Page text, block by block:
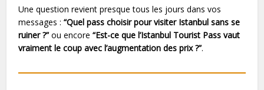
Une question revient presque tous les jours dans vos
messages :“Quel pass choisir pour visiter Istanbul sans se
ruiner ?”ou encore“Est-ce que l’Istanbul Tourist Pass vaut
vraiment le coup avec l’augmentation des prix ?”.